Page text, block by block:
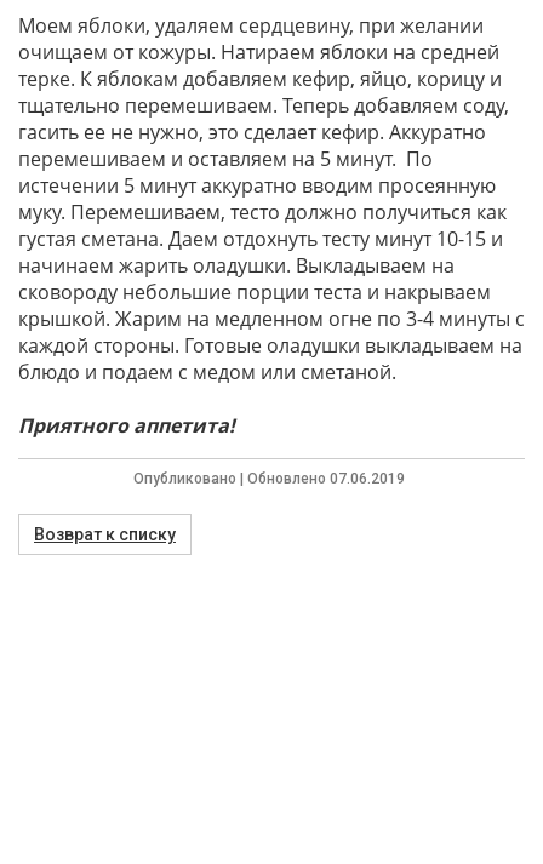
Моем яблоки, удаляем сердцевину, при желании
очищаем от кожуры. Натираем яблоки на средней
терке. К яблокам добавляем кефир, яйцо, корицу и
тщательно перемешиваем. Теперь добавляем соду,
гасить ее не нужно, это сделает кефир. Аккуратно
перемешиваем и оставляем на 5 минут. По
истечении 5 минут аккуратно вводим просеянную
муку. Перемешиваем, тесто должно получиться как
густая сметана. Даем отдохнуть тесту минут 10-15 и
начинаем жарить оладушки. Выкладываем на
сковороду небольшие порции теста и накрываем
крышкой. Жарим на медленном огне по 3-4 минуты с
каждой стороны. Готовые оладушки выкладываем на
блюдо и подаем с медом или сметаной.
Приятного аппетита!
Опубликовано | Обновлено 07.06.2019
Возврат к списку